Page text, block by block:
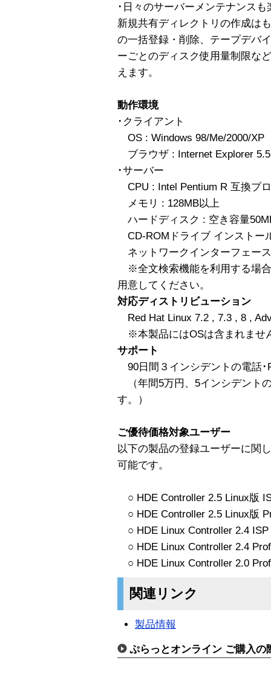
･日々のサーバーメンテナンスも
新規共有ディレクトリの作成は
の一括登録・削除、テープデバ
ーごとのディスク使用量制限な
えます。
動作環境
･クライアント
OS : Windows 98/Me/2000/XP
ブラウザ : Internet Explorer
･サーバー
CPU : Intel Pentium R 互換プ
メモリ : 128MB以上
ハードディスク : 空き容量
CD-ROMドライブ インストー
ネットワークインターフェー
※全文検索機能を利用する場
用意してください。
対応ディストリビューション
Red Hat Linux 7.2 , 7.3 , 8 ,
※本製品にはOSは含まれませ
サポート
90日間３インシデントの電話･
（年間5万円、5インシデント
す。）
ご優待価格対象ユーザー
以下の製品の登録ユーザーに関
可能です。
○ HDE Controller 2.5 Linux版
○ HDE Controller 2.5 Linux版
○ HDE Linux Controller 2.4 ISP
○ HDE Linux Controller 2.4
○ HDE Linux Controller 2.0
関連リンク
製品情報
ぷらっとオンライン ご購入の